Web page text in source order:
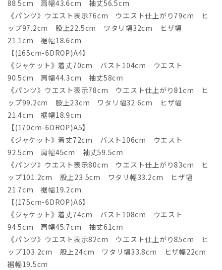
88.5cm 肩幅43.6cm 袖丈56.5cm
《パンツ》ウエスト表示76cm ウエスト仕上がり79cm ヒ
ップ97.2cm 股上22.5cm ワタリ幅32cm ヒザ幅
21.1cm 裾幅18.6cm
【(165cm-6DROP)A4】
《ジャケット》着丈70cm バスト104cm ウエスト
90.5cm 肩幅44.3cm 袖丈58cm
《パンツ》ウエスト表示78cm ウエスト仕上がり81cm ヒ
ップ99.2cm 股上23cm ワタリ幅32.6cm ヒザ幅
21.4cm 裾幅18.9cm
【(170cm-6DROP)A5】
《ジャケット》着丈72cm バスト106cm ウエスト
92.5cm 肩幅45cm 袖丈59.5cm
《パンツ》ウエスト表示80cm ウエスト仕上がり83cm ヒ
ップ101.2cm 股上23.5cm ワタリ幅33.2cm ヒザ幅
21.7cm 裾幅19.2cm
【(175cm-6DROP)A6】
《ジャケット》着丈74cm バスト108cm ウエスト
94.5cm 肩幅45.7cm 袖丈61cm
《パンツ》ウエスト表示82cm ウエスト仕上がり85cm ヒ
ップ103.2cm 股上24cm ワタリ幅33.8cm ヒザ幅22cm
裾幅19.5cm